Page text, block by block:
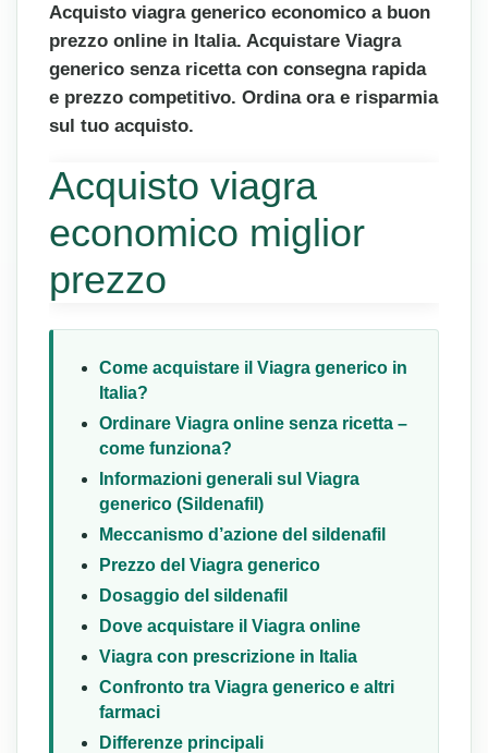
Acquisto viagra generico economico a buon
prezzo online in Italia. Acquistare Viagra
generico senza ricetta con consegna rapida
e prezzo competitivo. Ordina ora e risparmia
sul tuo acquisto.
Acquisto viagra
economico miglior
prezzo
Come acquistare il Viagra generico in
Italia?
Ordinare Viagra online senza ricetta –
come funziona?
Informazioni generali sul Viagra
generico (Sildenafil)
Meccanismo d’azione del sildenafil
Prezzo del Viagra generico
Dosaggio del sildenafil
Dove acquistare il Viagra online
Viagra con prescrizione in Italia
Confronto tra Viagra generico e altri
farmaci
Differenze principali